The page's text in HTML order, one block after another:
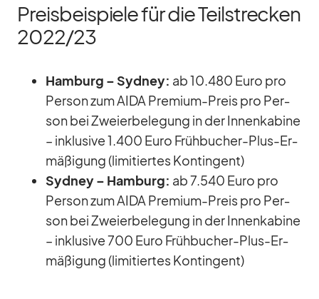
Preisbeispiele für die Teilstrecken
2022/​23
Ham­burg – Syd­ney: ab 10.480 Euro pro
Per­son zum AIDA Pre­mium-Preis pro Per­
son bei Zwei­er­be­le­gung in der In­nen­ka­bine
– in­klu­sive 1.400 Euro Früh­bu­cher-Plus-Er­
mä­ßi­gung (li­mi­tier­tes Kon­tin­gent)
Syd­ney – Ham­burg: ab 7.540 Euro pro
Per­son zum AIDA Pre­mium-Preis pro Per­
son bei Zwei­er­be­le­gung in der In­nen­ka­bine
– in­klu­sive 700 Euro Früh­bu­cher-Plus-Er­
mä­ßi­gung (li­mi­tier­tes Kon­tin­gent)